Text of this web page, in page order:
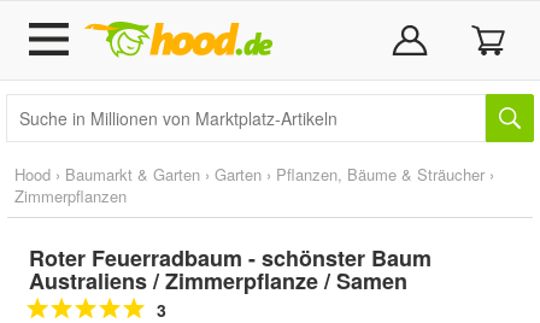
Hood › Baumarkt & Garten › Garten › Pflanzen, Bäume & Sträucher ›
Zimmerpflanzen
Roter Feuerradbaum - schönster Baum
Australiens / Zimmerpflanze / Samen
3